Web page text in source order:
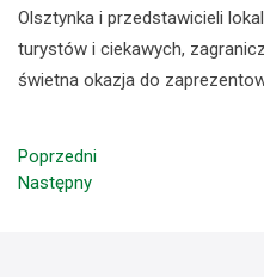
Olsztynka i przedstawicieli
turystów i ciekawych,
świetna okazja do
Poprzedni
Następny